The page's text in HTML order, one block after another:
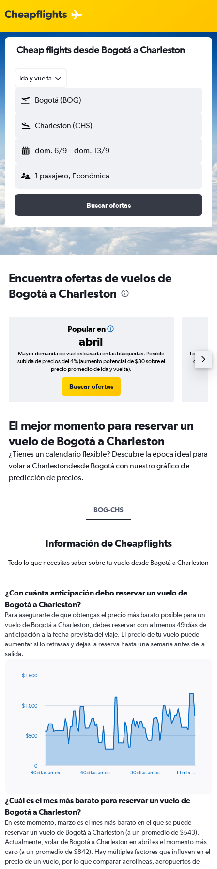
Cheap flights desde Bogotá a Charleston
Ida y vuelta
Bogotá (BOG)
Charleston (CHS)
dom. 6/9 - dom. 13/9
1 pasajero, Económica
Buscar ofertas
Encuentra ofertas de vuelos de
Bogotá a Charleston
Popular en
abril
Mayor demanda de vuelos basada en las búsquedas. Posible
subida de precios del 4% (aumento potencial de $30 sobre el
precio promedio de ida y vuelta).
Buscar ofertas
Los
de
El mejor momento para reservar un
vuelo de Bogotá a Charleston
¿Tienes un calendario flexible? Descubre la época ideal para
volar a Charlestondesde Bogotá con nuestro gráfico de
predicción de precios.
BOG-CHS
Información de Cheapflights
Todo lo que necesitas saber sobre tu vuelo desde Bogotá a Charleston
¿Con cuánta anticipación debo reservar un vuelo de
Bogotá a Charleston?
Para asegurarte de que obtengas el precio más barato posible para un
vuelo de Bogotá a Charleston, debes reservar con al menos 49 días de
anticipación a la fecha prevista del viaje. El precio de tu vuelo puede
aumentar si lo retrasas y dejas la reserva hasta una semana antes de la
salida.
data
The
categories.
Range:
91
categories.
The
chart
has
1
90 días antes 60 días antes 30 días antes El mis…
0
$500
$1.000
$1.500
¿Cuál es el mes más barato para reservar un vuelo de
Bogotá a Charleston?
En este momento, marzo es el mes más barato en el que se puede
reservar un vuelo de Bogotá a Charleston (a un promedio de $543).
Actualmente, volar de Bogotá a Charleston en abril es el momento más
caro (a un promedio de $842). Hay múltiples factores que influyen en el
precio de un vuelo, por lo que comparar aerolíneas, aeropuertos de